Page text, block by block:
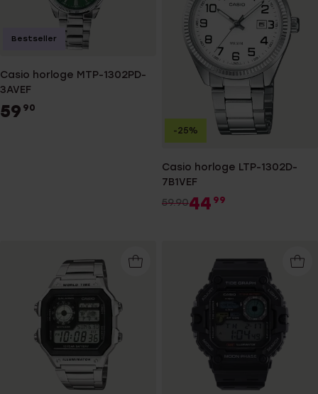
Casio horloge MTP-1302PD-
3AVEF
59 90
Bestseller
Casio horloge LTP-1302D-
7B1VEF
59.9044 99
-25%